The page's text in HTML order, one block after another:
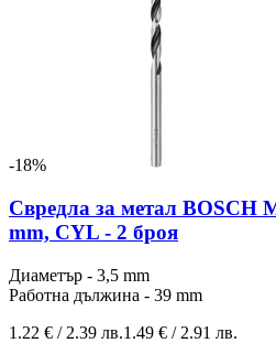
-18%
Свредла за метал BOSCH
mm, CYL - 2 броя
Диаметър - 3,5 mm
Работна дължина - 39 mm
1.22 € / 2.39 лв.1.49 € / 2.91 лв.